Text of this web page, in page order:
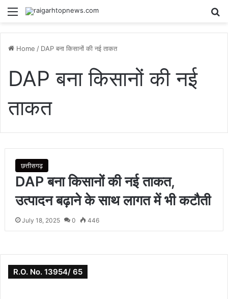
Menu
Home / DAP बना किसानों की नई ताकत
DAP बना किसानों की नई
ताकत
छत्तीसगढ़
DAP बना किसानों की नई ताकत,
उत्पादन बढ़ाने के साथ लागत में भी कटौती
July 18, 2025 0 446
R.O. No. 13954/ 65